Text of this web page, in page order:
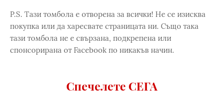
P.S. Тази томбола е отворена за всички! Не се изисква
покупка или да харесвате страницата ни. Също така
тази томбола не е свързана, подкрепена или
спонсорирана от Facebook по никакъв начин.
Спечелете СЕГА